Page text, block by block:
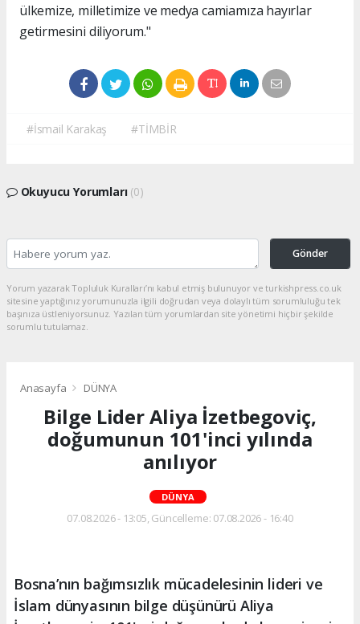
ülkemize, milletimize ve medya camiamıza hayırlar
getirmesini diliyorum."
#İsmail Karakaş #TİMBİR
Okuyucu Yorumları (0)
Gönder
Yorum yazarak Topluluk Kuralları’nı kabul etmiş bulunuyor ve turkishpress.co.uk
sitesine yaptığınız yorumunuzla ilgili doğrudan veya dolaylı tüm sorumluluğu tek
başınıza üstleniyorsunuz. Yazılan tüm yorumlardan site yönetimi hiçbir şekilde
sorumlu tutulamaz.
Anasayfa DÜNYA
Bilge Lider Aliya İzetbegoviç,
doğumunun 101'inci yılında
anılıyor
DÜNYA
07.08.2026 - 13:05, Güncelleme: 07.08.2026 - 16:40
Bosna’nın bağımsızlık mücadelesinin lideri ve
İslam dünyasının bilge düşünürü Aliya